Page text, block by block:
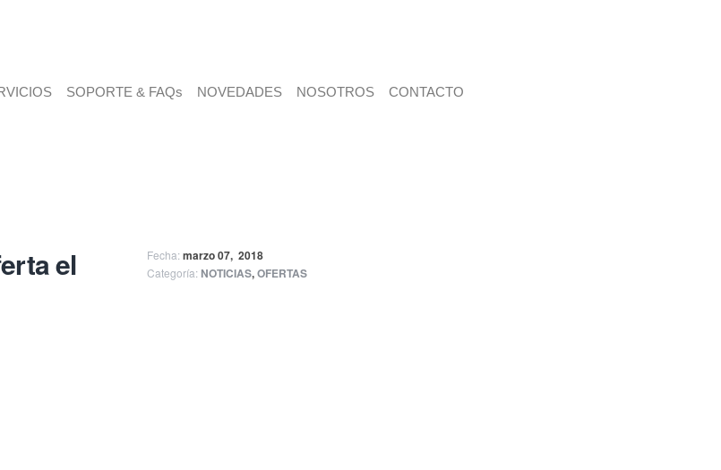
SOPORTE & FAQs NOVEDADES NOSOTROS CONTACTO
el
Fecha: marzo 07, 2018
Categoría: NOTICIAS,OFERTAS